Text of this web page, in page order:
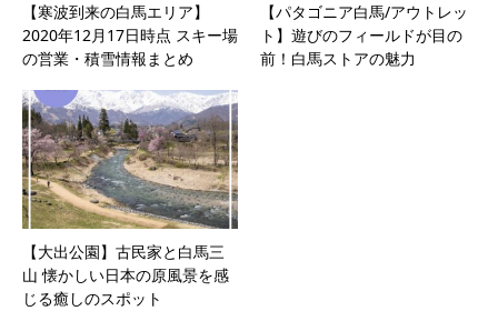
【寒波到来の白馬エリア】
2020年12月17日時点 スキー場
の営業・積雪情報まとめ
【パタゴニア白馬/アウトレッ
ト】遊びのフィールドが目の
前！白馬ストアの魅力
【大出公園】古民家と白馬三
山 懐かしい日本の原風景を感
じる癒しのスポット